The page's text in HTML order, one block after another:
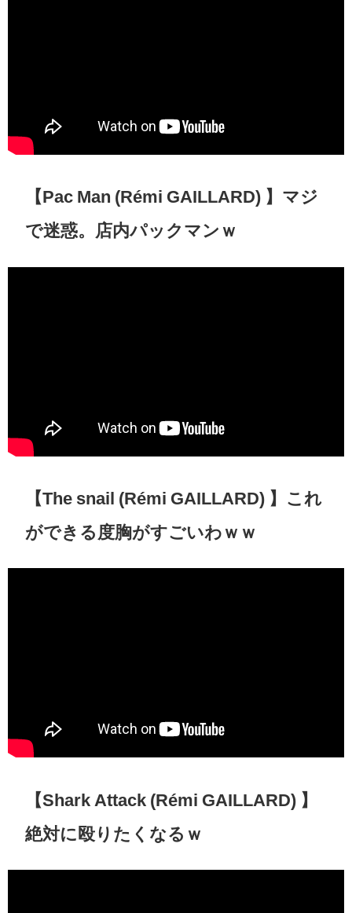
【Pac Man (Rémi GAILLARD) 】マジ
で迷惑。店内パックマンｗ
【The snail (Rémi GAILLARD) 】これ
ができる度胸がすごいわｗｗ
【Shark Attack (Rémi GAILLARD) 】
絶対に殴りたくなるｗ